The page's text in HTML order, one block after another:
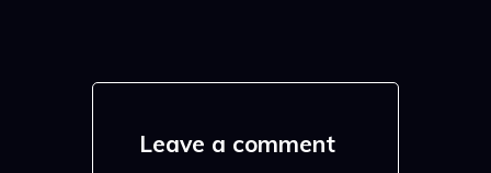
Leave a comment